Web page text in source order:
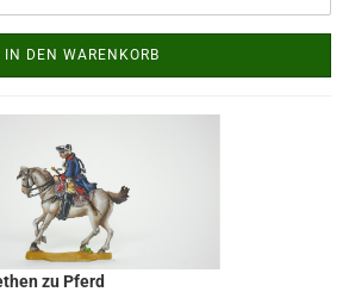
IN DEN WARENKORB
zu Pferd